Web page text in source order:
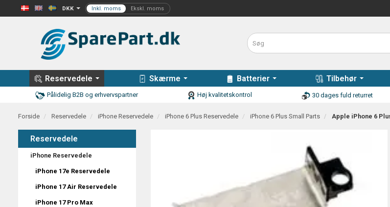
DKK
Reservedele Skærme Batterier Tilbehør
Pålidelig B2B og erhvervspartner Høj kvalitetskontrol 30 dages fuld returret
Forside Reservedele iPhone Reservedele iPhone 6 Plus Reservedele iPhone 6 Plus Small Parts Apple iPhone 6
Reservedele
iPhone Reservedele
iPhone 17e Reservedele
iPhone 17 Air Reservedele
iPhone 17 Pro Max